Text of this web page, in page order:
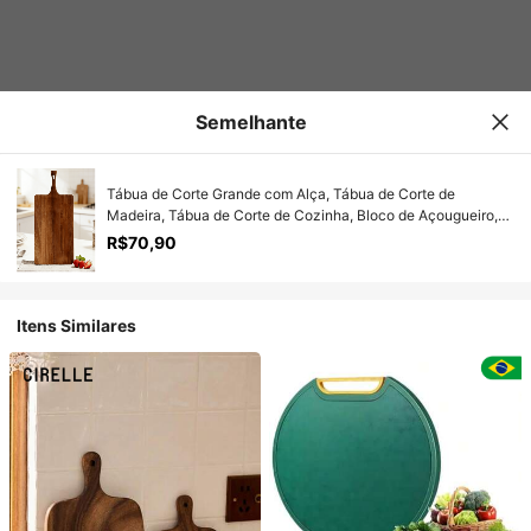
Semelhante
Tábua de Corte Grande com Alça, Tábua de Corte de
Madeira, Tábua de Corte de Cozinha, Bloco de Açougueiro,
Acessório de Cozinha, Camping, Tábua de Madeira, Tábua de
Café da Manhã, Tábua de Corte Multiuso de Jacarandá com
Apresentação de Alimentos, Também Pode Ser Usado como
R$70,90
Itens Similares